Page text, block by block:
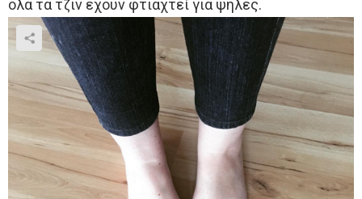
όλα τα τζιν έχουν φτιαχτεί για ψηλές.